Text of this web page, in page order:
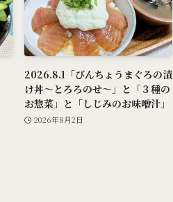
2026.8.1「びんちょうまぐろの漬
け丼～とろろのせ～」と「３種の
お惣菜」と「しじみのお味噌汁」
2026年8月2日